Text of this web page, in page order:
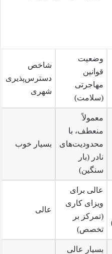
وضعیت
قوانین
مهاجرتی
(سلامت)
شاخص
دسترس‌پذیری
شهری
معمولاً
منعطف، با
محدودیت‌های
نادر (بار
سنگین)
بسیار خوب
عالی برای
ویزای کاری
(تمرکز بر
تخصص)
عالی
بسیار عالی